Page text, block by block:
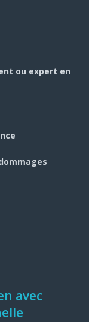
ou expert en
avec